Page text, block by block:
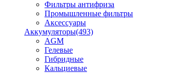
Фильтры антифриза
Промышленные фильтры
Аксессуары
Аккумуляторы(493)
AGM
Гелевые
Гибридные
Кальциевые